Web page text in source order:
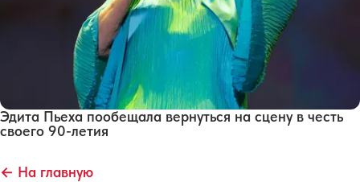
Эдита Пьеха пообещала вернуться на сцену в честь
своего 90-летия
← На главную